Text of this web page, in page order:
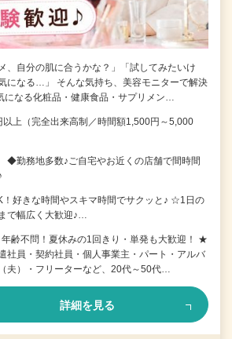
、自分の肌に合うかな？」「試してみたいけ
になる…」 そんな気持ち、美容モニターで解決
になる化粧品・健康食品・サプリメン…
以上（完全出来高制／時間額1,500円～5,000
◆勤務地多数♪ご自宅やお近くの店舗で間時間
！好きな時間やスキマ時間でサクッと♪ ☆1日の
で幅広く大歓迎♪…
齢不問！夏休みの1回きり・単発も大歓迎！ ★
社員・契約社員・個人事業主・パート・アルバ
夫）・フリーターなど、20代～50代…
詳細を見る